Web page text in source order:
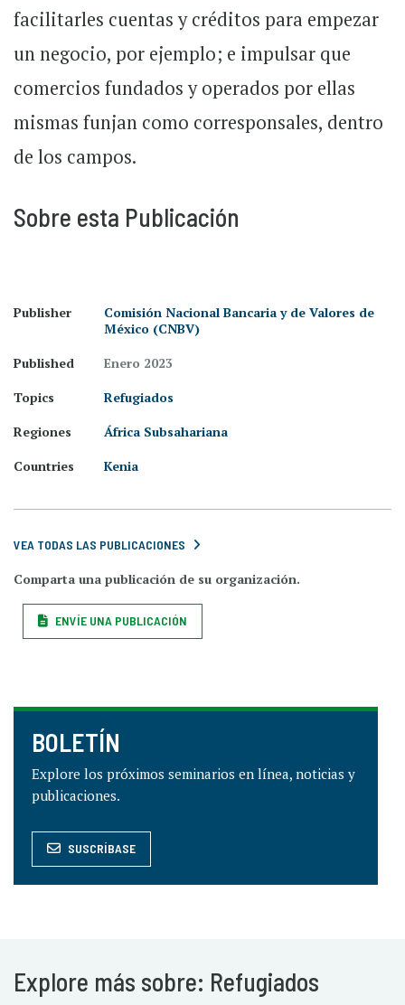
facilitarles cuentas y créditos para empezar
un negocio, por ejemplo; e impulsar que
comercios fundados y operados por ellas
mismas funjan como corresponsales, dentro
de los campos.
Sobre esta Publicación
Publisher
Comisión Nacional Bancaria y de Valores de
México (CNBV)
Published
Enero 2023
Topics
Refugiados
Regiones
África Subsahariana
Countries
Kenia
VEA TODAS LAS PUBLICACIONES
Comparta una publicación de su organización.
ENVÍE UNA PUBLICACIÓN
BOLETÍN
Explore los próximos seminarios en línea, noticias y
publicaciones.
SUSCRÍBASE
Explore más sobre: Refugiados